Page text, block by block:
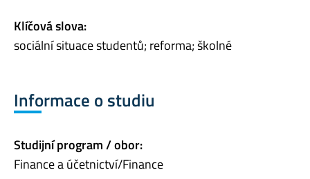
Klíčová slova:
sociální situace studentů; reforma; školné
Informace o studiu
Studijní program / obor:
Finance a účetnictví/Finance